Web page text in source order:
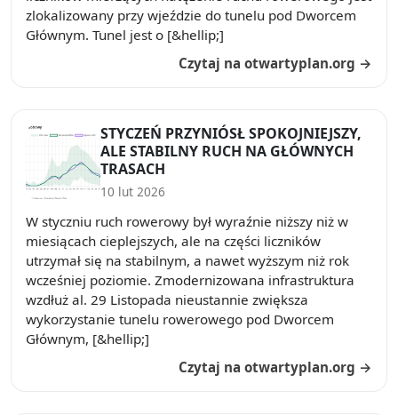
zlokalizowany przy wjeździe do tunelu pod Dworcem
Głównym. Tunel jest o [&hellip;]
Czytaj na otwartyplan.org →
STYCZEŃ PRZYNIÓSŁ SPOKOJNIEJSZY,
ALE STABILNY RUCH NA GŁÓWNYCH
TRASACH
10 lut 2026
W styczniu ruch rowerowy był wyraźnie niższy niż w
miesiącach cieplejszych, ale na części liczników
utrzymał się na stabilnym, a nawet wyższym niż rok
wcześniej poziomie. Zmodernizowana infrastruktura
wzdłuż al. 29 Listopada nieustannie zwiększa
wykorzystanie tunelu rowerowego pod Dworcem
Głównym, [&hellip;]
Czytaj na otwartyplan.org →